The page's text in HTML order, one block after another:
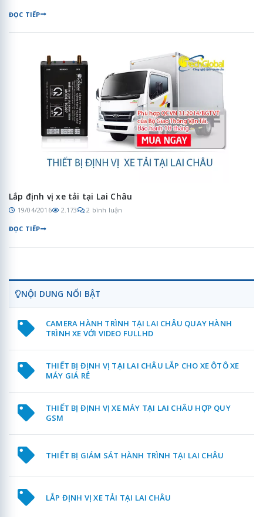
ĐỌC TIẾP
Lắp định vị xe tải tại Lai Châu
19/04/2016 2.173 2 bình luận
ĐỌC TIẾP
NỘI DUNG NỔI BẬT
CAMERA HÀNH TRÌNH TẠI LAI CHÂU QUAY HÀNH
TRÌNH XE VỚI VIDEO FULLHD
THIẾT BỊ ĐỊNH VỊ TẠI LAI CHÂU LẮP CHO XE ÔTÔ XE
MÁY GIÁ RẺ
THIẾT BỊ ĐỊNH VỊ XE MÁY TẠI LAI CHÂU HỢP QUY
GSM
THIẾT BỊ GIÁM SÁT HÀNH TRÌNH TẠI LAI CHÂU
LẮP ĐỊNH VỊ XE TẢI TẠI LAI CHÂU